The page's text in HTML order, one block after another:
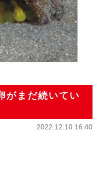
がまだ続いてい
2022.12.10 16:40